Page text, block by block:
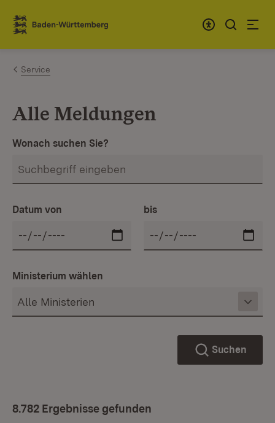
Zum Inhalt springen
Link zur Startseite
Service
Alle Meldungen
Wonach suchen Sie?
Datum von bis
Ministerium wählen
Suchen
8.782 Ergebnisse gefunden